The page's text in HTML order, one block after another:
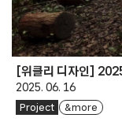
[위클리 디자인]
2025. 06. 16
Project & more